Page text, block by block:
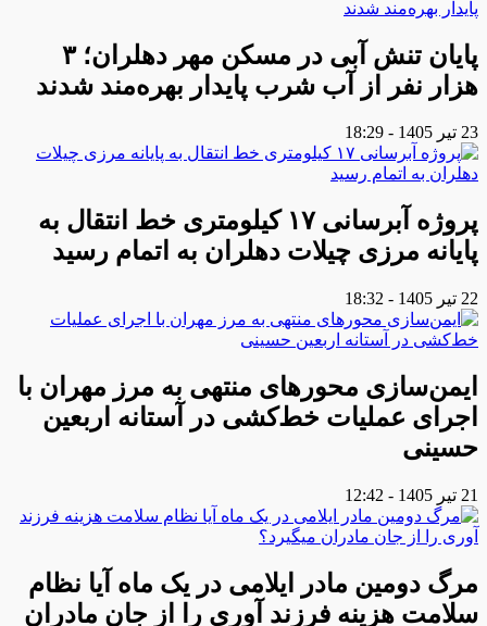
پایان تنش آبی در مسکن مهر دهلران؛ ۳
هزار نفر از آب شرب پایدار بهره‌مند شدند
23 تیر 1405 - 18:29
پروژه آبرسانی ۱۷ کیلومتری خط انتقال به
پایانه مرزی چیلات دهلران به اتمام رسید
22 تیر 1405 - 18:32
ایمن‌سازی محورهای منتهی به مرز مهران با
اجرای عملیات خط‌کشی در آستانه اربعین
حسینی
21 تیر 1405 - 12:42
مرگ دومین مادر ایلامی در یک ماه آیا نظام
سلامت هزینه فرزند آوری را از جان مادران